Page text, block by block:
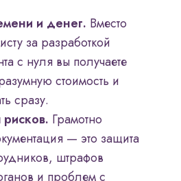
и денег. Вместо
за разработкой
с нуля вы получаете
стоимость и
сразу.
Грамотно
— это защита
штрафов
и проблем с